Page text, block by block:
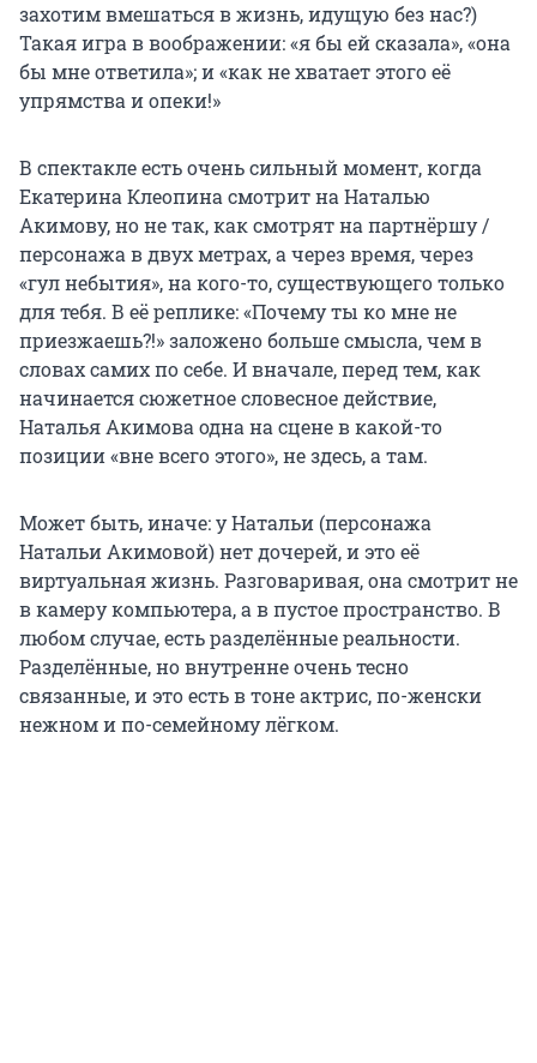
захотим вмешаться в жизнь, идущую без нас?)
Такая игра в воображении: «я бы ей сказала», «она
бы мне ответила»; и «как не хватает этого её
упрямства и опеки!»
В спектакле есть очень сильный момент, когда
Екатерина Клеопина смотрит на Наталью
Акимову, но не так, как смотрят на партнёршу /
персонажа в двух метрах, а через время, через
«гул небытия», на кого-то, существующего только
для тебя. В её реплике: «Почему ты ко мне не
приезжаешь?!» заложено больше смысла, чем в
словах самих по себе. И вначале, перед тем, как
начинается сюжетное словесное действие,
Наталья Акимова одна на сцене в какой-то
позиции «вне всего этого», не здесь, а там.
Может быть, иначе: у Натальи (персонажа
Натальи Акимовой) нет дочерей, и это её
виртуальная жизнь. Разговаривая, она смотрит не
в камеру компьютера, а в пустое пространство. В
любом случае, есть разделённые реальности.
Разделённые, но внутренне очень тесно
связанные, и это есть в тоне актрис, по-женски
нежном и по-семейному лёгком.